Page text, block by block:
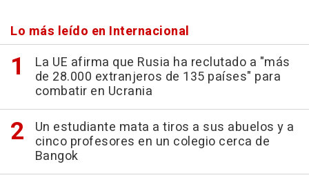
Lo más leído en Internacional
La UE afirma que Rusia ha reclutado a "más
de 28.000 extranjeros de 135 países" para
combatir en Ucrania
Un estudiante mata a tiros a sus abuelos y a
cinco profesores en un colegio cerca de
Bangok